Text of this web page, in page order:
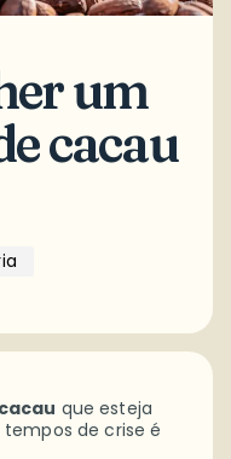
um
cacau
que esteja
de crise é